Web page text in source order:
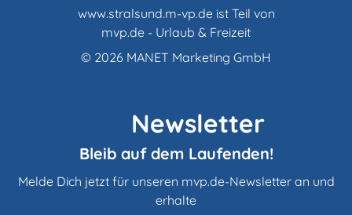
www.stralsund.m-vp.de ist Teil von
mvp.de - Urlaub & Freizeit
© 2026 MANET Marketing GmbH
Newsletter
Bleib auf dem Laufenden!
Melde Dich jetzt für unseren mvp.de-Newsletter an und
erhalte